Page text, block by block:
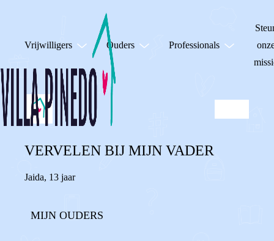
Vrijwilligers Ouders Professionals
VERVELEN BIJ MIJN VADER
Jaida, 13 jaar
MIJN OUDERS